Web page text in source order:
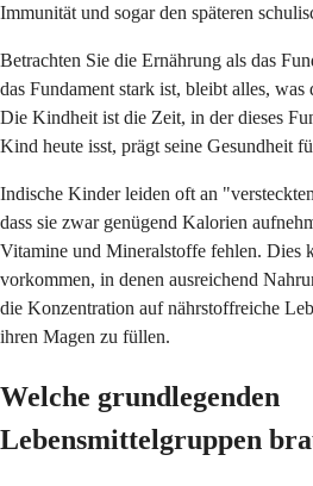
Immunität und sogar den späteren
Betrachten Sie die Ernährung als das
das Fundament stark ist, bleibt alles,
Die Kindheit ist die Zeit, in der dieses
Kind heute isst, prägt seine Gesundheit
Indische Kinder leiden oft an
dass sie zwar genügend Kalorien
Vitamine und Mineralstoffe fehlen. Dies
vorkommen, in denen ausreichend
die Konzentration auf nährstoffreiche
ihren Magen zu füllen.
Welche grundlegenden
Lebensmittelgruppen